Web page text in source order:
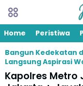
Home Peristiwa
Bangun Kedekatan
Langsung Aspirasi
Kapolres Metro